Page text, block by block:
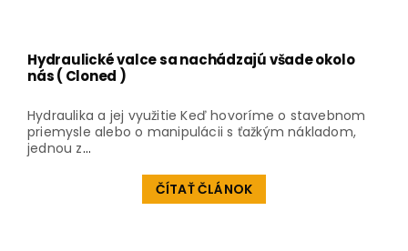
Hydraulické valce sa nachádzajú všade okolo
nás ( Cloned )
Hydraulika a jej využitie Keď hovoríme o stavebnom
priemysle alebo o manipulácii s ťažkým nákladom,
jednou z...
ČÍTAŤ ČLÁNOK